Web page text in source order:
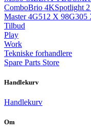
ComboBrio 4KSpotlight
Master 4G512 X 98G305
Tilbud
Play
Work
Tekniske forhandlere
Spare Parts Store
Handlekurv
Handlekurv
Om